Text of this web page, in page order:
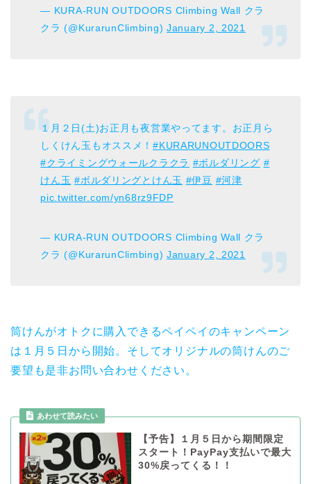
— KURA-RUN OUTDOORS Climbing Wall クラ
クラ (@KurarunClimbing)January 2, 2021
１月２日(土)お正月も夜営業やってます。お正月ら
しくけん玉もオススメ！#KURARUNOUTDOORS
#クライミングウォールクラクラ #ボルダリング #
けん玉 #ボルダリングとけん玉 #伊豆 #河津
pic.twitter.com/yn68rz9FDP
— KURA-RUN OUTDOORS Climbing Wall クラ
クラ (@KurarunClimbing)January 2, 2021
筒けんがオトクに購入できるペイペイのキャンペーン
は１月５日から開始。そしてオリジナルの筒けんのご
要望も是非お問い合わせください。
あわせて読みたい
【予告】１月５日から期間限定
スタート！PayPay支払いで最大
30%戻ってくる！！